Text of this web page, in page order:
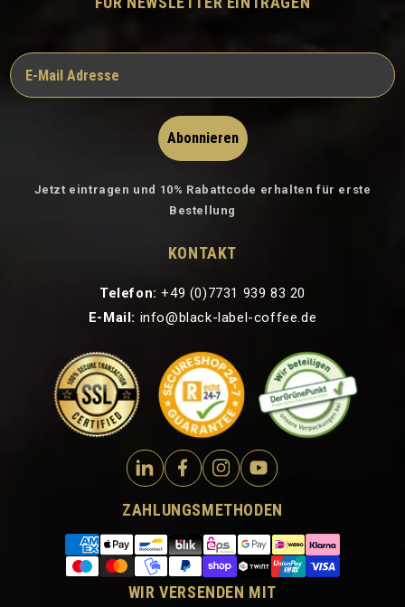
Abonnieren
Jetzt eintragen und 10% Rabattcode erhalten für erste
Bestellung
KONTAKT
Telefon: +49 (0)7731 939 83 20
E-Mail: info@black-label-coffee.de
ZAHLUNGSMETHODEN
WIR VERSENDEN MIT